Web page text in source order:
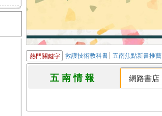
熱門關鍵字 救護技術教科書 五南焦點新書推薦
五 南 情 報 網路書店